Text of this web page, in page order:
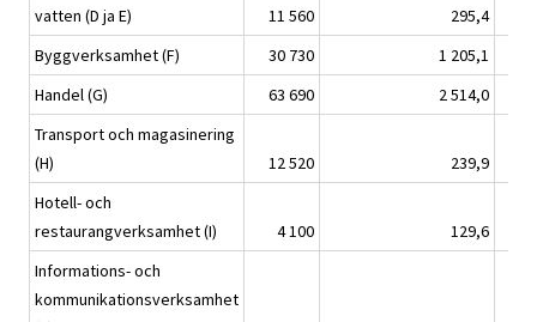
vatten (D ja E)
11 560
295,4
Byggverksamhet (F)
30 730
1 205,1
Handel (G)
63 690
2 514,0
Transport och magasinering
(H)
12 520
239,9
Hotell- och
restaurangverksamhet (I)
4 100
129,6
Informations- och
kommunikationsverksamhet